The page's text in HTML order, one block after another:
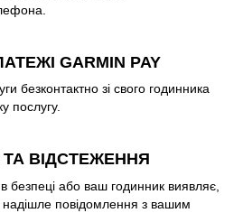
GARMIN PAY
безконтактно зі свого годинника
послугу.
ТА ВІДСТЕЖЕННЯ
безпеці або ваш годинник виявляє,
надішле повідомлення з вашим